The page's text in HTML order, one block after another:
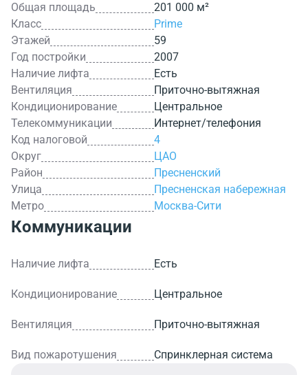
Общая площадь
201 000 м²
Класс
Prime
Этажей
59
Год постройки
2007
Наличие лифта
Есть
Вентиляция
Приточно-вытяжная
Кондиционирование
Центральное
Телекоммуникации
Интернет/телефония
Код налоговой
4
Округ
ЦАО
Район
Пресненский
Улица
Пресненская набережная
Метро
Москва-Сити
Коммуникации
Наличие лифта Есть
Кондиционирование Центральное
Вентиляция Приточно-вытяжная
Вид пожаротушения Спринклерная система